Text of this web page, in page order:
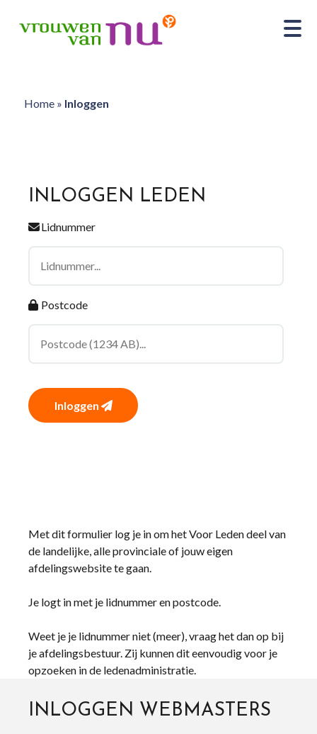
Home» Inloggen
INLOGGEN LEDEN
Lidnummer
Postcode
Inloggen
Met dit formulier log je in om het Voor Leden deel van
de landelijke, alle provinciale of jouw eigen
afdelingswebsite te gaan.
Je logt in met je lidnummer en postcode.
Weet je je lidnummer niet (meer), vraag het dan op bij
je afdelingsbestuur. Zij kunnen dit eenvoudig voor je
opzoeken in de ledenadministratie.
INLOGGEN WEBMASTERS